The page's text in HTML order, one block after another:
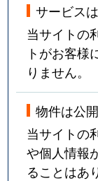
サービス
当サイトの
トがお客様
りません。
物件は公
当サイトの
や個人情報
ることはあ